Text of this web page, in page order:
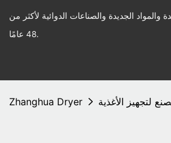
والمواد الجديدة والصناعات الدوائية لأكثر من
48 عامًا.
Zhanghua Dryer لتجهيز الأغذية